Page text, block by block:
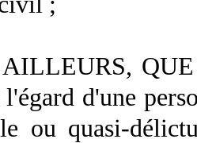
QUE
l'égard d'une
ou quasi-